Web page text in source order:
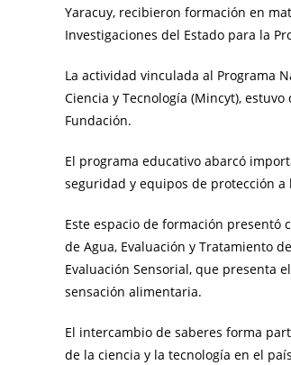
Yaracuy, recibieron formación en
Investigaciones del Estado para la
La actividad vinculada al Programa
Ciencia y Tecnología (Mincyt),
Fundación.
El programa educativo abarcó
seguridad y equipos de protección
Este espacio de formación presentó
de Agua, Evaluación y Tratamiento
Evaluación Sensorial, que presenta
sensación alimentaria.
El intercambio de saberes forma
de la ciencia y la tecnología en el